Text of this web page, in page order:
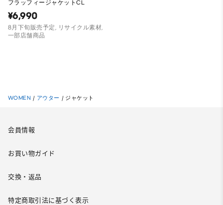
フラッフィージャケットCL
¥6,990
8月下旬販売予定, リサイクル素材,
一部店舗商品
WOMEN / アウター / ジャケット
会員情報
お買い物ガイド
交換・返品
特定商取引法に基づく表示